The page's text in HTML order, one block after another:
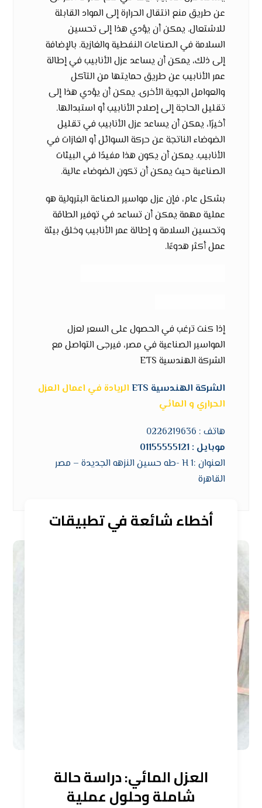
عن طريق منع انتقال الحرارة إلى المواد القابلة
للاشتعال. يمكن أن يؤدي هذا إلى تحسين
السلامة في الصناعات النفطية والغازية. بالإضافة
إلى ذلك، يمكن أن يساعد عزل الأنابيب في إطالة
عمر الأنابيب عن طريق حمايتها من التآكل
والعوامل الجوية الأخرى. يمكن أن يؤدي هذا إلى
تقليل الحاجة إلى إصلاح الأنابيب أو استبدالها.
أخيرًا، يمكن أن يساعد عزل الأنابيب في تقليل
الضوضاء الناتجة عن حركة السوائل أو الغازات في
الأنابيب. يمكن أن يكون هذا مفيدًا في البيئات
الصناعية حيث يمكن أن تكون الضوضاء عالية.
بشكل عام، فإن عزل مواسير الصناعة البترولية هو
عملية مهمة يمكن أن تساعد في توفير الطاقة
وتحسين السلامة و إطالة عمر الأنابيب وخلق بيئة
عمل أكثر هدوءًا.
إذا كنت ترغب في الحصول على السعر لعزل
المواسير الصناعية في مصر، فيرجى التواصل مع
الشركة الهندسية ETS
الشركة الهندسية ETS
الريادة في اعمال العزل
الحراري و المائي
هاتف : 0226219636
موبايل :01155555121
العنوان :1 H -طه حسين النزهه الجديدة – مصر
القاهرة
أخطاء شائعة في تطبيقات
العزل المائي: دراسة حالة
شاملة وحلول عملية